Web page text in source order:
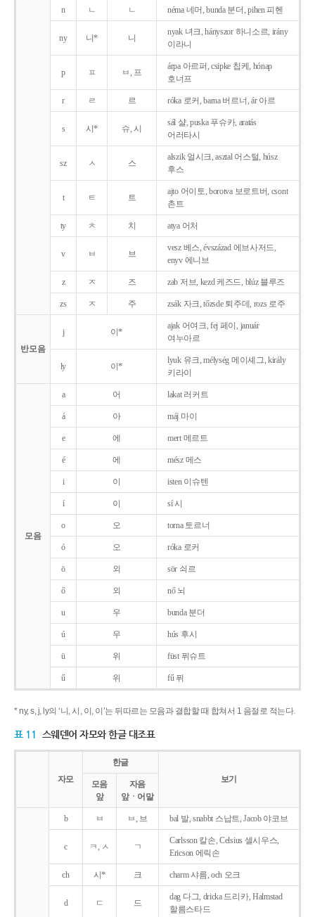
n ㄴ ㄴ néma 네머, bunda 분더, pihen 피헨
ny 니* 니
nyak 녀크, hányszor 하니소르, irány
이라니
p ㅍ ㅂ, 프
árpa 아르퍼, csipke 칩케, hónap
호너프
r ㄹ 르 róka 로커, barna 버르너, ár 아르
s 시* 슈, 시
sál 샬, puska 푸슈카, aratás
어러타시
sz ㅅ 스
alszik 얼시크, asztal 어스털, húsz
후스
t ㅌ 트
ajto 어이토, borotva 보로트버, csont
촌트
ty ㅊ 치 atya 어처
v ㅂ 브
vesz 베스, évszázad 에브사저드,
enyv 에니브
z ㅈ 즈 zab 저브, kezd 케즈드, blúz 블루즈
zs ㅈ 주 zsák 자크, tőzsde 퇴주데, rozs 로주
반모음
j 이*
ajak 어여크, fej 페이, január
여누아르
ly 이*
lyuk 유크, mélység 메이셰그, király
키라이
모음
a 어 lakat 러커트
á 아 máj 마이
e 에 mert 메르트
é 에 mész 메스
i 이 isten 이슈텐
í 이 sí 시
o 오 torna 토르너
ó 오 róka 로커
ö 외 sör 쇠르
ő 외 nő 뇌
u 우 bunda 분더
ú 우 hús 후시
ü 위 füst 퓌슈트
ű 위 fű 퓌
* ny, s, j, ly의 ‘니, 시, 이, 이’는 뒤따르는 모음과 결합할 때 합쳐서 1 음절로 적는다.
표 11 스웨덴어 자모와 한글 대조표
자모
한글
보기
모음
앞
자음
앞ㆍ어말
b ㅂ ㅂ, 브 bal 발, snabbt 스납트, Jacob 야코브
c ㅋ, ㅅ ㄱ
Carlsson 칼손, Celsius 셀시우스,
Ericson 에릭손
ch 시* 크 charm 샤름, och 오크
d ㄷ 드
dag 다그, dricka 드리카, Halmstad
할름스타드